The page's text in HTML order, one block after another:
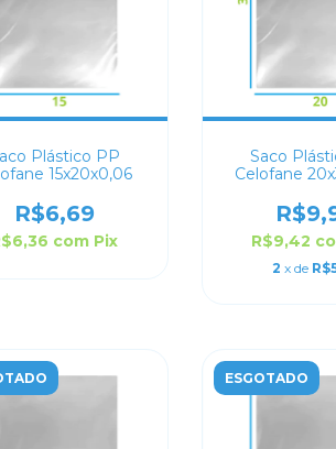
Plástico PP
15x20x0,06
R$6,69
com Pix
Saco
Celofane
R$9,42
2 x de
ESGOTADO